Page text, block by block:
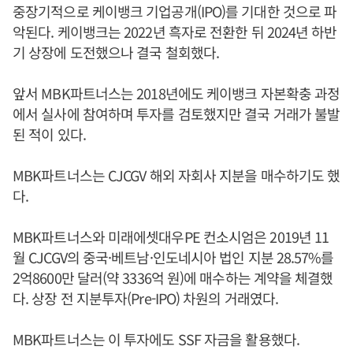
중장기적으로 케이뱅크 기업공개(IPO)를 기대한 것으로 파
악된다. 케이뱅크는 2022년 흑자로 전환한 뒤 2024년 하반
기 상장에 도전했으나 결국 철회했다.
앞서 MBK파트너스는 2018년에도 케이뱅크 자본확충 과정
에서 실사에 참여하며 투자를 검토했지만 결국 거래가 불발
된 적이 있다.
MBK파트너스는 CJCGV 해외 자회사 지분을 매수하기도 했
다.
MBK파트너스와 미래에셋대우PE 컨소시엄은 2019년 11
월 CJCGV의 중국·베트남·인도네시아 법인 지분 28.57%를
2억8600만 달러(약 3336억 원)에 매수하는 계약을 체결했
다. 상장 전 지분투자(Pre-IPO) 차원의 거래였다.
MBK파트너스는 이 투자에도 SSF 자금을 활용했다.